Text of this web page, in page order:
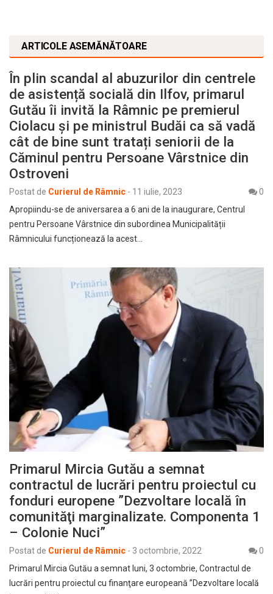
ARTICOLE ASEMĂNĂTOARE
În plin scandal al abuzurilor din centrele
de asistență socială din Ilfov, primarul
Gutău îi invită la Râmnic pe premierul
Ciolacu și pe ministrul Budăi ca să vadă
cât de bine sunt tratați seniorii de la
Căminul pentru Persoane Vârstnice din
Ostroveni
Postat de Curierul de Râmnic - 11 iulie, 2023
0
Apropiindu-se de aniversarea a 6 ani de la inaugurare, Centrul
pentru Persoane Vârstnice din subordinea Municipalității
Râmnicului funcționează la acest…
Primarul Mircia Gutău a semnat
contractul de lucrări pentru proiectul cu
fonduri europene ”Dezvoltare locală în
comunităţi marginalizate. Componenta 1
– Colonie Nuci”
Postat de Curierul de Râmnic - 3 octombrie, 2022
0
Primarul Mircia Gutău a semnat luni, 3 octombrie, Contractul de
lucrări pentru proiectul cu finanţare europeană ”Dezvoltare locală